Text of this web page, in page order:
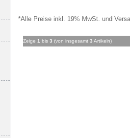
*Alle Preise inkl. 19% MwSt. und
Zeige 1 bis 3 (von insgesamt 3 Artikeln)